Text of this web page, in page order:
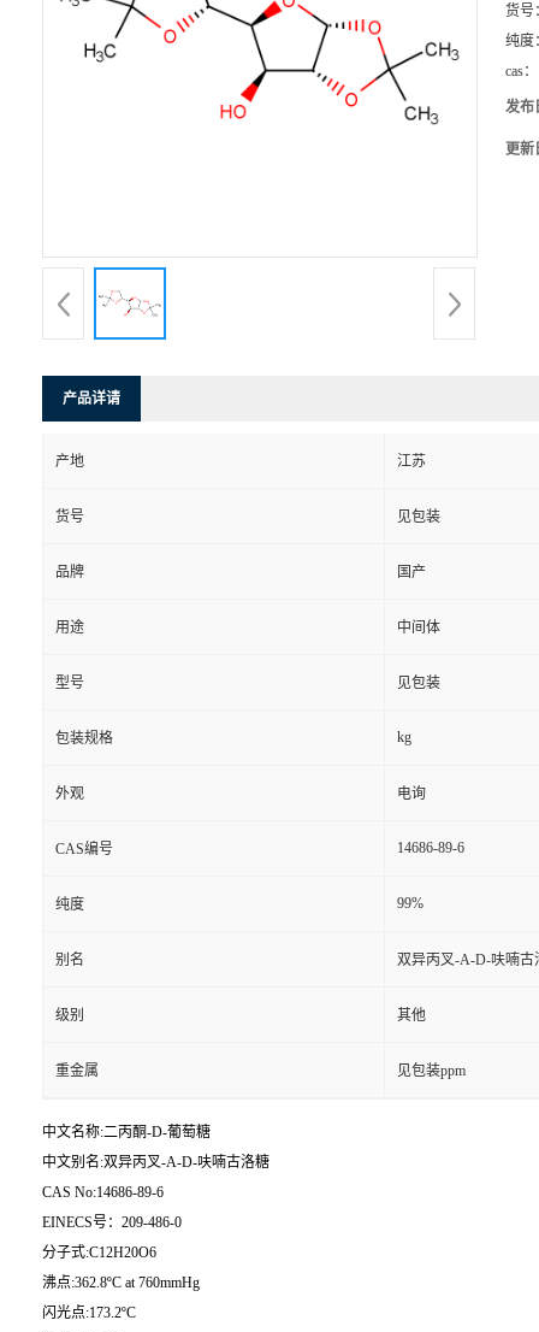
货号
纯度
cas：
发布
更新
产品详请
产地 江苏
货号 见包装
品牌 国产
用途 中间体
型号 见包装
包装规格 kg
外观 电询
CAS编号 14686-89-6
纯度 99%
别名 双异丙叉-A-D-呋喃古
级别 其他
重金属 见包装ppm
中文名称:二丙酮-D-葡萄糖
中文别名:双异丙叉-A-D-呋喃古洛糖
CAS No:14686-89-6
EINECS号：209-486-0
分子式:C12H20O6
沸点:362.8ºC at 760mmHg
闪光点:173.2ºC